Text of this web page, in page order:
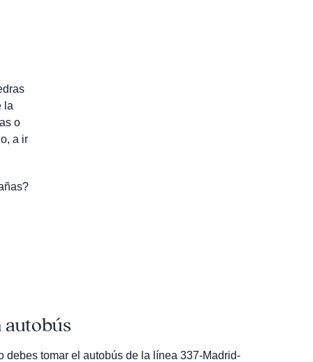
la
o
a ir
autobús
debes tomar el autobús de la línea 337-Madrid-